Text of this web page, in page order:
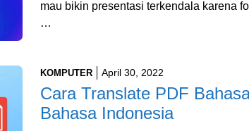
mau bikin presentasi terkendala karena
…
KOMPUTER April 30, 2022
Cara Translate PDF
Bahasa Indonesia